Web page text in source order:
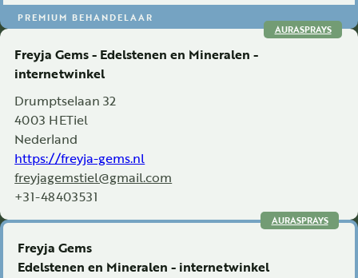
PREMIUM BEHANDELAAR
Freyja Gems - Edelstenen en Mineralen -
internetwinkel
Drumptselaan 32
4003 HETiel
Nederland
https://freyja-gems.nl
freyjagemstiel@gmail.com
+31-48403531
AURASPRAYS
Freyja Gems
Edelstenen en Mineralen - internetwinkel
AURASPRAYS